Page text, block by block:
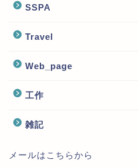
SSPA
Travel
Web_page
工作
雑記
メールはこちらから